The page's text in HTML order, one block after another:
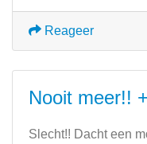
Reageer
Nooit meer!!
Slecht!! Dacht een